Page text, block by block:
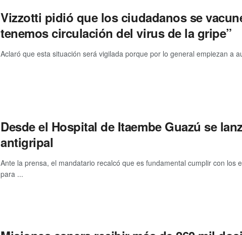
Vizzotti pidió que los ciudadanos se
tenemos circulación del virus de la gripe”
Aclaró que esta situación será vigilada porque por lo general empiezan a
Desde el Hospital de Itaembe Guazú se
antigripal
Ante la prensa, el mandatario recalcó que es fundamental cumplir con los
para ...